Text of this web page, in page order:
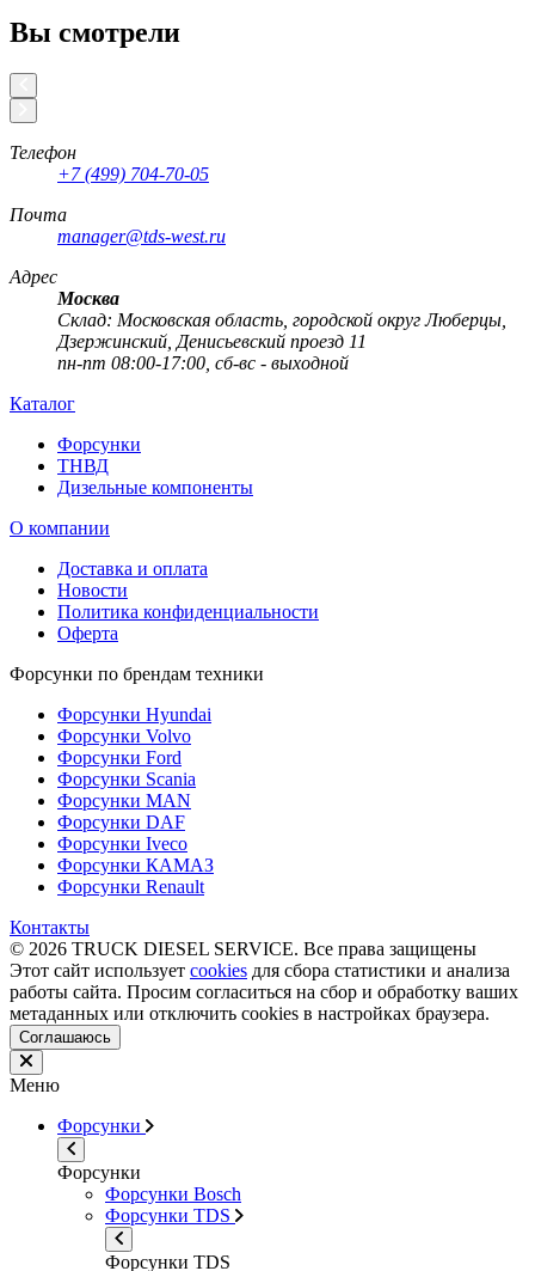
Вы смотрели
Телефон
+7 (499) 704-70-05
Почта
manager@tds-west.ru
Адрес
Москва
Cклад: Московская область, городской округ Люберцы,
Дзержинский, Денисьевский проезд 11
пн-пт 08:00-17:00, сб-вс - выходной
Каталог
Форсунки
ТНВД
Дизельные компоненты
О компании
Доставка и оплата
Новости
Политика конфиденциальности
Оферта
Форсунки по брендам техники
Форсунки Hyundai
Форсунки Volvo
Форсунки Ford
Форсунки Scania
Форсунки MAN
Форсунки DAF
Форсунки Iveco
Форсунки КАМАЗ
Форсунки Renault
Контакты
© 2026 TRUCK DIESEL SERVICE. Все права защищены
Этот сайт использует cookies для сбора статистики и анализа
работы сайта. Просим согласиться на сбор и обработку ваших
метаданных или отключить cookies в настройках браузера.
Соглашаюсь
Меню
Форсунки
Форсунки
Форсунки Bosch
Форсунки TDS
Форсунки TDS